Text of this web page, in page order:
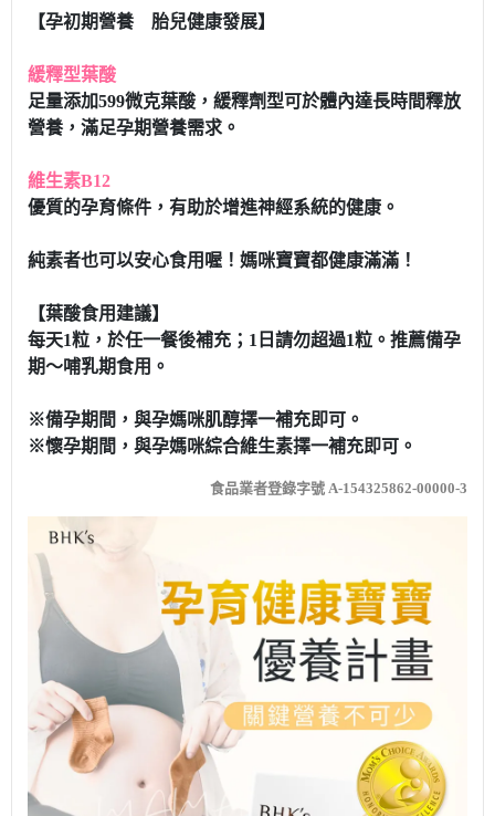
【孕初期營養 胎兒健康發展】
緩釋型葉酸
足量添加599微克葉酸，緩釋劑型可於體內達長時間釋放
營養，滿足孕期營養需求。
維生素B12
優質的孕育條件，有助於增進神經系統的健康。
純素者也可以安心食用喔！媽咪寶寶都健康滿滿！
【葉酸食用建議】
每天1粒，於任一餐後補充；1日請勿超過1粒。推薦備孕
期～哺乳期食用。
※備孕期間，與孕媽咪肌醇擇一補充即可。
※懷孕期間，與孕媽咪綜合維生素擇一補充即可。
食品業者登錄字號 A-154325862-00000-3